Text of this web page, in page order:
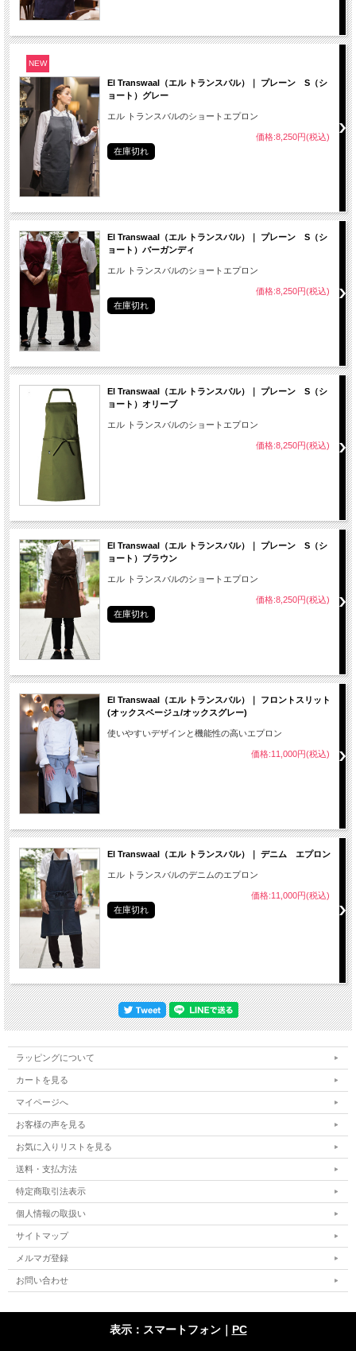
NEW
El Transwaal（エル トランスバル）｜ プレーン S（シ
ョート）グレー
エル トランスバルのショートエプロン
価格:8,250円(税込)
在庫切れ
El Transwaal（エル トランスバル）｜ プレーン S（シ
ョート）バーガンディ
エル トランスバルのショートエプロン
価格:8,250円(税込)
在庫切れ
El Transwaal（エル トランスバル）｜ プレーン S（シ
ョート）オリーブ
エル トランスバルのショートエプロン
価格:8,250円(税込)
El Transwaal（エル トランスバル）｜ プレーン S（シ
ョート）ブラウン
エル トランスバルのショートエプロン
価格:8,250円(税込)
在庫切れ
El Transwaal（エル トランスバル）｜ フロントスリット
(オックスベージュ/オックスグレー)
使いやすいデザインと機能性の高いエプロン
価格:11,000円(税込)
El Transwaal（エル トランスバル）｜ デニム エプロン
エル トランスバルのデニムのエプロン
価格:11,000円(税込)
在庫切れ
ラッピングについて
カートを見る
マイページへ
お客様の声を見る
お気に入りリストを見る
送料・支払方法
特定商取引法表示
個人情報の取扱い
サイトマップ
メルマガ登録
お問い合わせ
表示：スマートフォン｜ PC